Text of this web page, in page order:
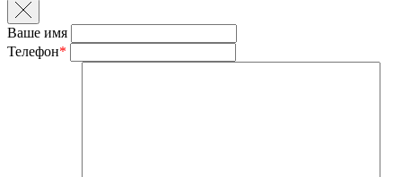
Ваше имя
Телефон*